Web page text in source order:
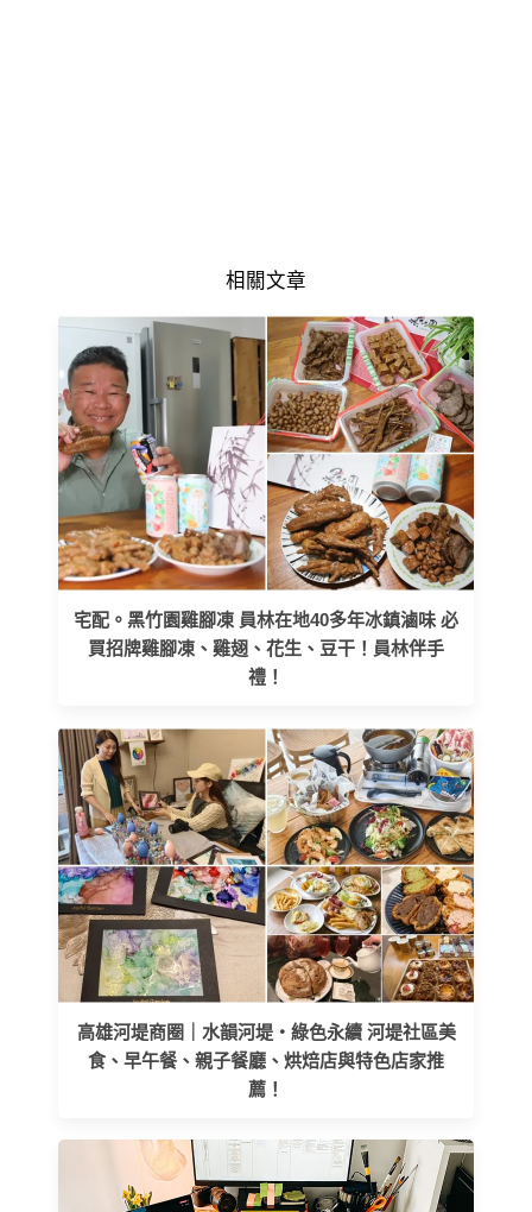
相關文章
宅配。黑竹園雞腳凍 員林在地40多年冰鎮滷味 必
買招牌雞腳凍、雞翅、花生、豆干！員林伴手
禮！
高雄河堤商圈｜水韻河堤‧綠色永續 河堤社區美
食、早午餐、親子餐廳、烘焙店與特色店家推
薦！